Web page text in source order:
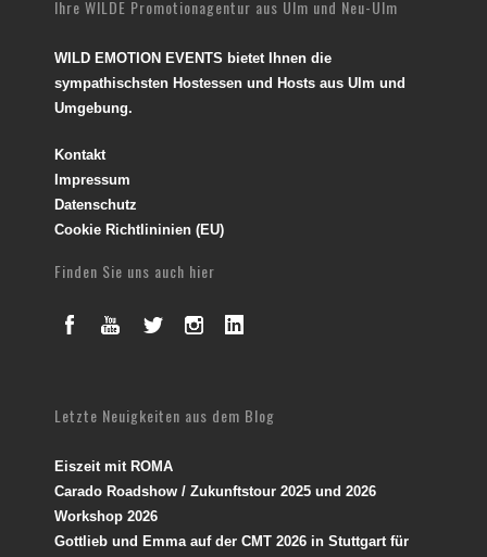
Ihre WILDE Promotionagentur aus Ulm und Neu-Ulm
WILD EMOTION EVENTS bietet Ihnen die
sympathischsten Hostessen und Hosts aus Ulm und
Umgebung.
Kontakt
Impressum
Datenschutz
Cookie Richtlininien (EU)
Finden Sie uns auch hier
Letzte Neuigkeiten aus dem Blog
Eiszeit mit ROMA
Carado Roadshow / Zukunftstour 2025 und 2026
Workshop 2026
Gottlieb und Emma auf der CMT 2026 in Stuttgart für